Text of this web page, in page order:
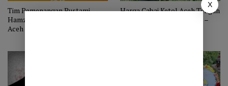
Tim Pemenangan Bustami
Hamzah – Syeh Fadhil Rahmi di
Aceh Tengah Dilatih Gunakan
Harga Cabai Ketol Aceh Tengah
di Tingkat Petani Tak Baik –
X